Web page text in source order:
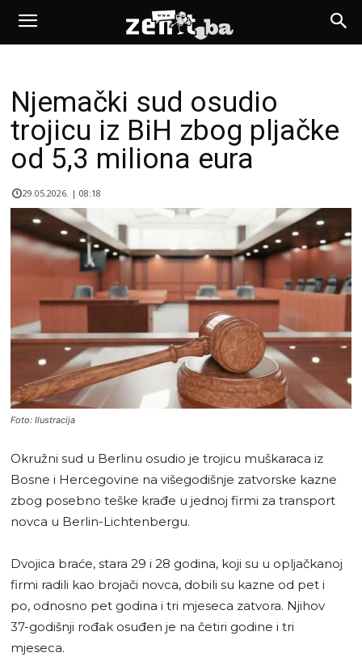
Njemački sud osudio
trojicu iz BiH zbog pljačke
od 5,3 miliona eura
29.05.2026. | 08:18
Foto: Ilustracija
Okružni sud u Berlinu osudio je trojicu muškaraca iz
Bosne i Hercegovine na višegodišnje zatvorske kazne
zbog posebno teške krađe u jednoj firmi za transport
novca u Berlin-Lichtenbergu.
Dvojica braće, stara 29 i 28 godina, koji su u opljačkanoj
firmi radili kao brojači novca, dobili su kazne od pet i
po, odnosno pet godina i tri mjeseca zatvora. Njihov
37-godišnji rođak osuđen je na četiri godine i tri
mjeseca.